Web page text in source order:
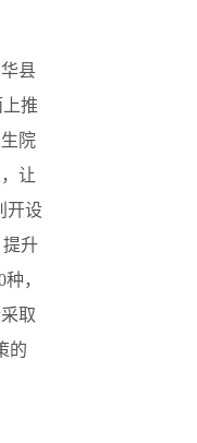
县
推
院
让
开设
升
，
取
的